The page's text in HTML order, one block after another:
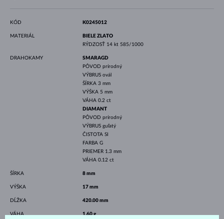
KÓD K0245012
MATERIÁL
BIELE ZLATO
RÝDZOSŤ 14 kt 585/1000
DRAHOKAMY
SMARAGD
PÔVOD prírodný
VÝBRUS ovál
ŠÍRKA 3 mm
VÝŠKA 5 mm
VÁHA 0.2 ct
DIAMANT
PÔVOD prírodný
VÝBRUS guľatý
ČISTOTA SI
FARBA G
PRIEMER 1.3 mm
VÁHA 0.12 ct
ŠÍRKA 8 mm
VÝŠKA 17 mm
DĹŽKA 420.00 mm
VÁHA 1.60 g